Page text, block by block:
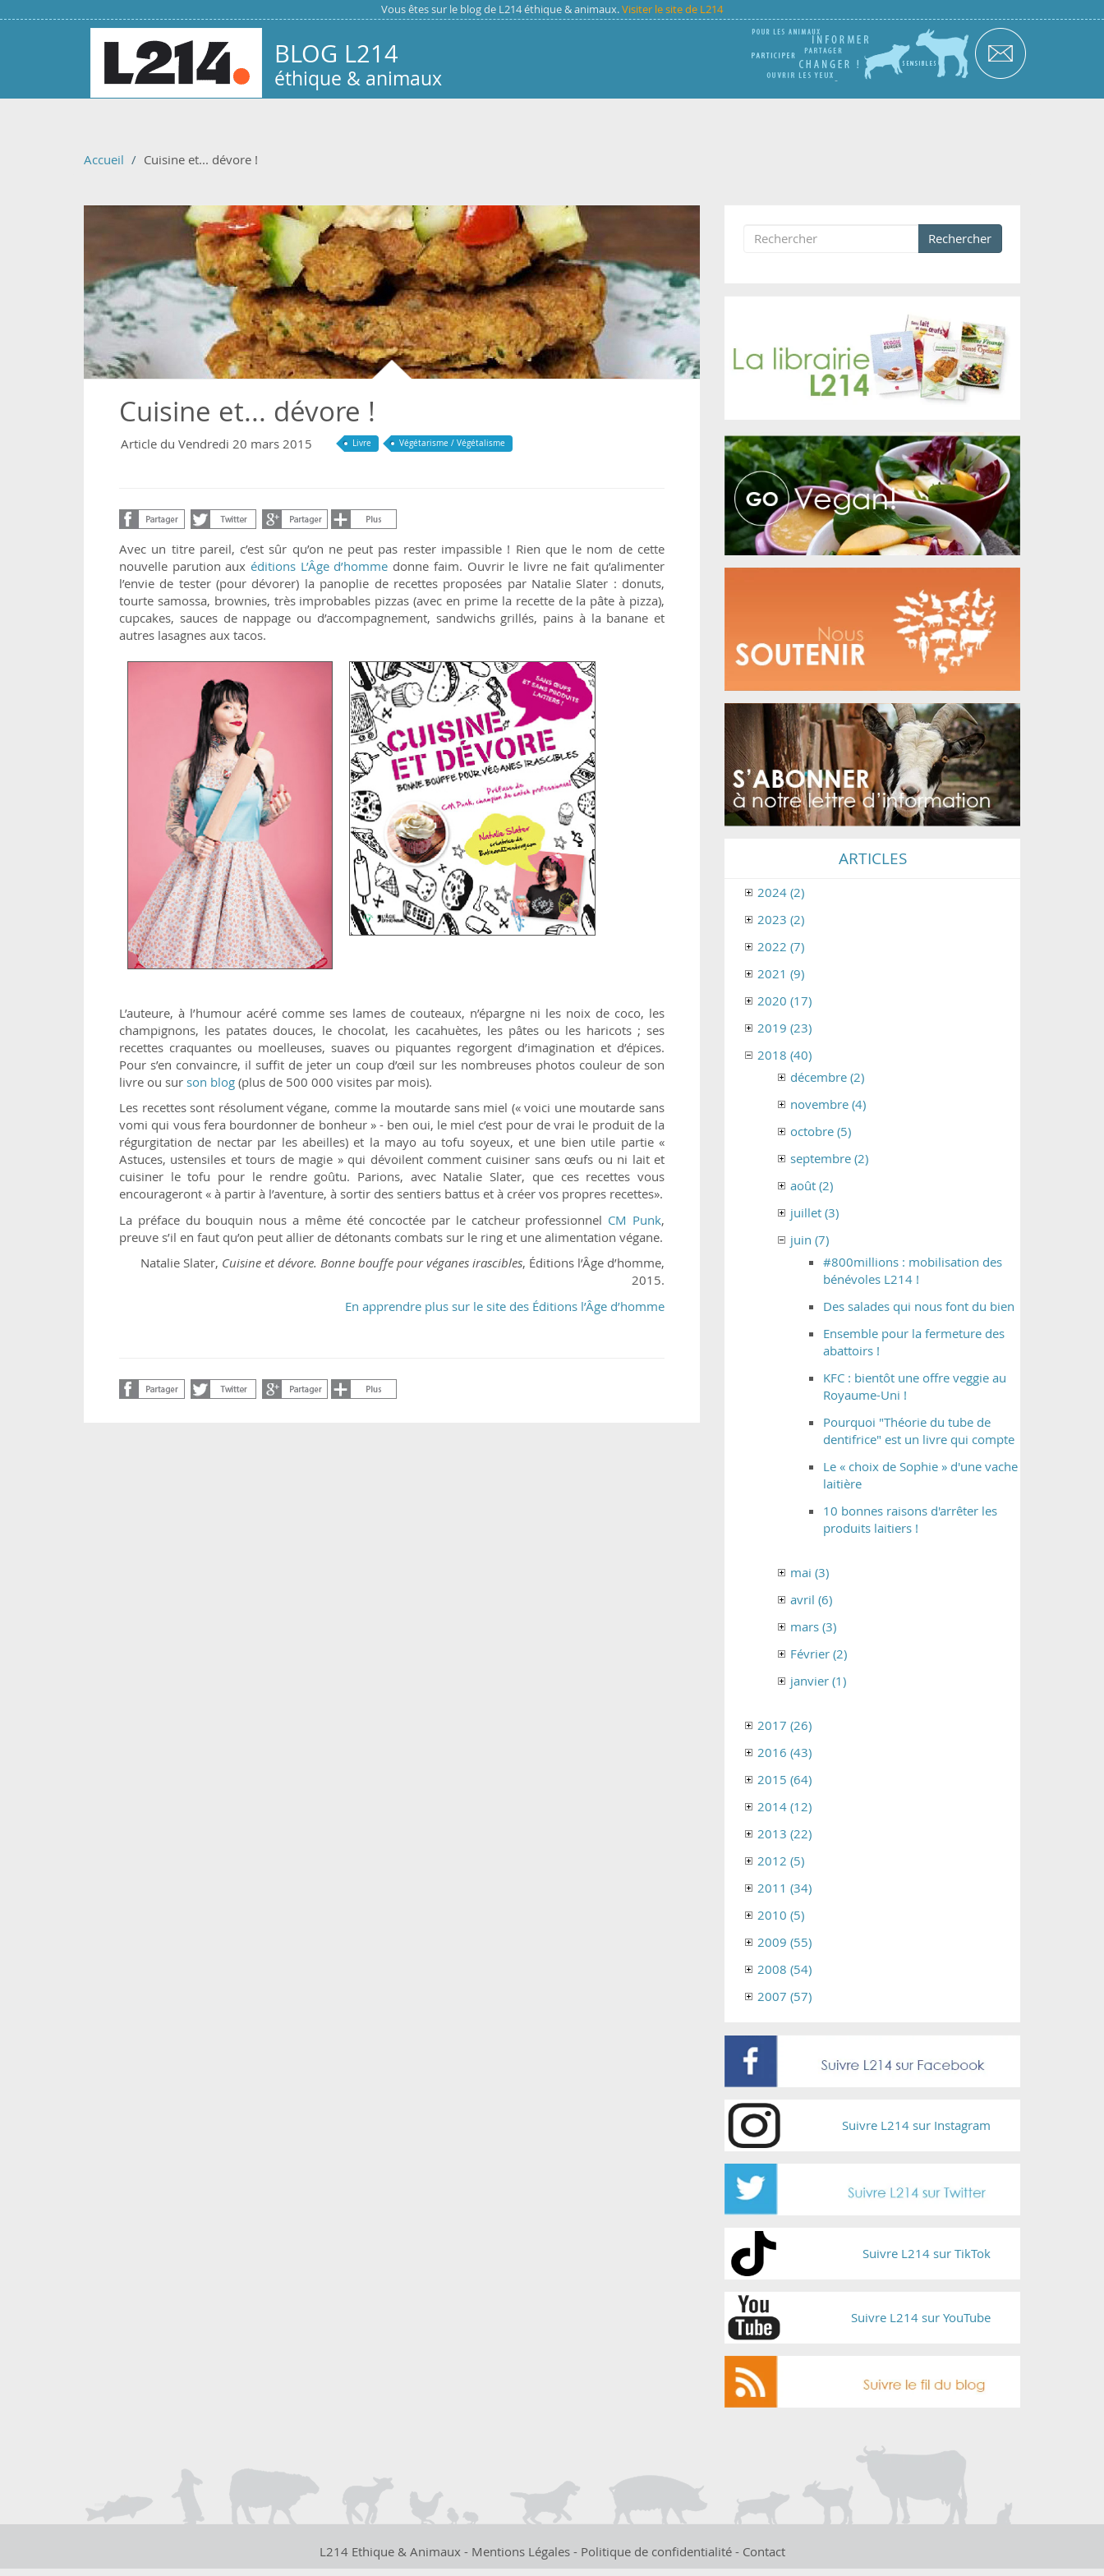
Vous êtes sur le blog de L214 éthique & animaux.Visiter le site de L214
BLOG L214
éthique & animaux
Accueil Cuisine et... dévore !
Cuisine et... dévore !
Article du Vendredi 20 mars 2015 Livre Végétarisme / Végétalisme
Avec un titre pareil, c’est sûr qu’on ne peut pas rester impassible ! Rien que le nom de cette
nouvelle parution auxéditions L’Âge d’homme donne faim. Ouvrir le livre ne fait qu’alimenter
l’envie de tester (pour dévorer) la panoplie de recettes proposées par Natalie Slater : donuts,
tourte samossa, brownies, très improbables pizzas (avec en prime la recette de la pâte à pizza),
cupcakes, sauces de nappage ou d’accompagnement, sandwichs grillés, pains à la banane et
autres lasagnes aux tacos.
L’auteure, à l’humour acéré comme ses lames de couteaux, n’épargne ni les noix de coco, les
champignons, les patates douces, le chocolat, les cacahuètes, les pâtes ou les haricots ; ses
recettes craquantes ou moelleuses, suaves ou piquantes regorgent d’imagination et d’épices.
Pour s’en convaincre, il suffit de jeter un coup d’œil sur les nombreuses photos couleur de son
livre ou sur son blog (plus de 500 000 visites par mois).
Les recettes sont résolument végane, comme la moutarde sans miel (« voici une moutarde sans
vomi qui vous fera bourdonner de bonheur » - ben oui, le miel c’est pour de vrai le produit de la
régurgitation de nectar par les abeilles) et la mayo au tofu soyeux, et une bien utile partie «
Astuces, ustensiles et tours de magie » qui dévoilent comment cuisiner sans œufs ou ni lait et
cuisiner le tofu pour le rendre goûtu. Parions, avec Natalie Slater, que ces recettes vous
encourageront « à partir à l’aventure, à sortir des sentiers battus et à créer vos propres recettes».
La préface du bouquin nous a même été concoctée par le catcheur professionnel CM Punk,
preuve s’il en faut qu’on peut allier de détonants combats sur le ring et une alimentation végane.
Natalie Slater, Cuisine et dévore. Bonne bouffe pour véganes irascibles, Éditions l’Âge d’homme,
2015.
En apprendre plus sur le site des Éditions l’Âge d’homme
Formulaire de recherche
Rechercher
ARTICLES
2024 (2)
2023 (2)
2022 (7)
2021 (9)
2020 (17)
2019 (23)
2018 (40)
décembre (2)
novembre (4)
octobre (5)
septembre (2)
août (2)
juillet (3)
juin (7)
#800millions : mobilisation des
bénévoles L214 !
Des salades qui nous font du bien
Ensemble pour la fermeture des
abattoirs !
KFC : bientôt une offre veggie au
Royaume-Uni !
Pourquoi "Théorie du tube de
dentifrice" est un livre qui compte
Le « choix de Sophie » d'une vache
laitière
10 bonnes raisons d'arrêter les
produits laitiers !
mai (3)
avril (6)
mars (3)
Février (2)
janvier (1)
2017 (26)
2016 (43)
2015 (64)
2014 (12)
2013 (22)
2012 (5)
2011 (34)
2010 (5)
2009 (55)
2008 (54)
2007 (57)
Suivre L214 sur Instagram
Suivre L214 sur TikTok
Suivre L214 sur YouTube
L214 Ethique & Animaux - Mentions Légales- Politique de confidentialité- Contact